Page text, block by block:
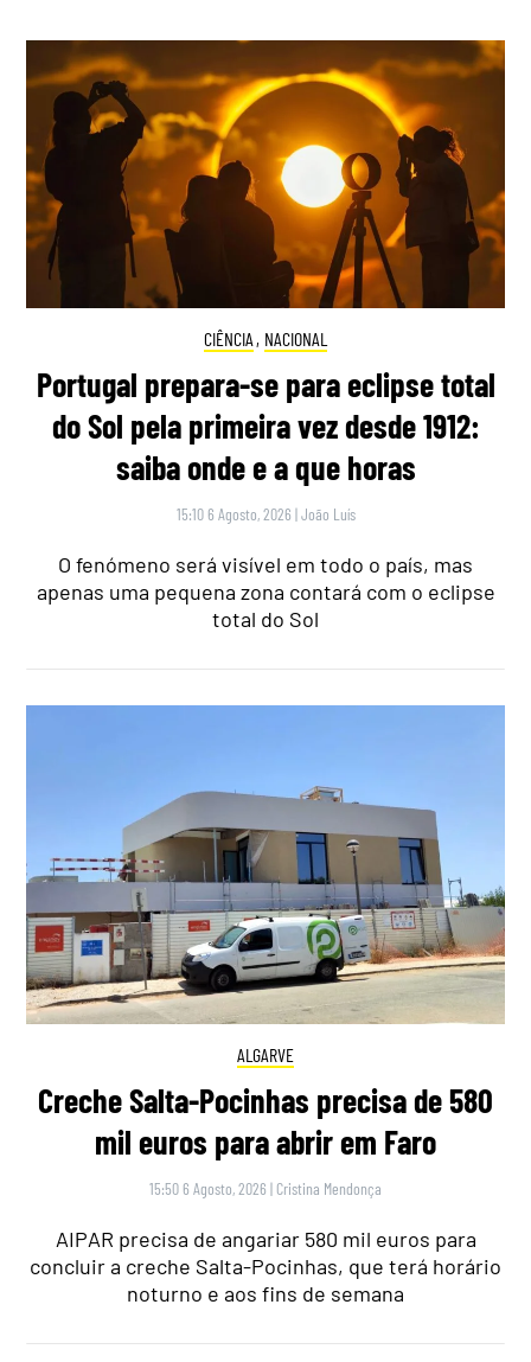
CIÊNCIA , NACIONAL
Portugal prepara-se para eclipse total
do Sol pela primeira vez desde 1912:
saiba onde e a que horas
15:10 6 Agosto, 2026 |João Luís
O fenómeno será visível em todo o país, mas
apenas uma pequena zona contará com o eclipse
total do Sol
ALGARVE
Creche Salta-Pocinhas precisa de 580
mil euros para abrir em Faro
15:50 6 Agosto, 2026 | Cristina Mendonça
AIPAR precisa de angariar 580 mil euros para
concluir a creche Salta-Pocinhas, que terá horário
noturno e aos fins de semana